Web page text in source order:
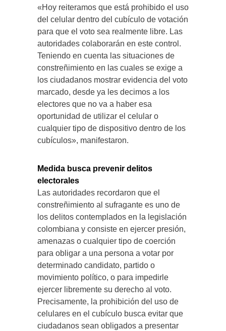
«Hoy reiteramos que está prohibido el uso
del celular dentro del cubículo de votación
para que el voto sea realmente libre. Las
autoridades colaborarán en este control.
Teniendo en cuenta las situaciones de
constreñimiento en las cuales se exige a
los ciudadanos mostrar evidencia del voto
marcado, desde ya les decimos a los
electores que no va a haber esa
oportunidad de utilizar el celular o
cualquier tipo de dispositivo dentro de los
cubículos», manifestaron.
Medida busca prevenir delitos
electorales
Las autoridades recordaron que el
constreñimiento al sufragante es uno de
los delitos contemplados en la legislación
colombiana y consiste en ejercer presión,
amenazas o cualquier tipo de coerción
para obligar a una persona a votar por
determinado candidato, partido o
movimiento político, o para impedirle
ejercer libremente su derecho al voto.
Precisamente, la prohibición del uso de
celulares en el cubículo busca evitar que
ciudadanos sean obligados a presentar